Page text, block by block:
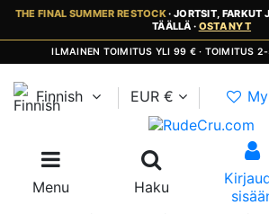
THE FINAL SUMMER RESTOCK· JORTSIT, FARKUT
TÄÄLLÄ · OSTA NYT
ILMAINEN TOIMITUS YLI 99 € · TOIMITUS
Finnish EUR €
Menu Haku